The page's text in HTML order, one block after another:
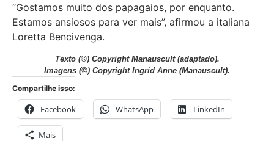
“Gostamos muito dos papagaios, por enquanto.
Estamos ansiosos para ver mais”, afirmou a italiana
Loretta Bencivenga.
Texto (©) Copyright Manauscult (adaptado).
Imagens (©) Copyright Ingrid Anne (Manauscult).
Compartilhe isso:
Facebook WhatsApp LinkedIn
Mais